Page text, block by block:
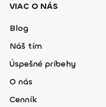
VIAC O NÁS
Blog
Náš tím
Úspešné príbehy
O nás
Cenník